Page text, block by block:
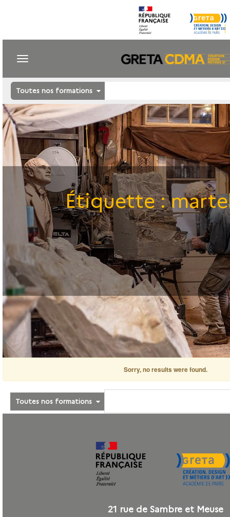
Toutes nos formations
Étiquette :
Sorry, no results were found.
Toutes nos formations
21 rue de Sambre et Meuse